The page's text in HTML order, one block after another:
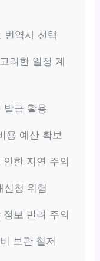
번역사 선택
려한 일정 계
발급 활용
용 예산 확보
인한 지연 주의
신청 위험
보 반려 주의
보관 철저